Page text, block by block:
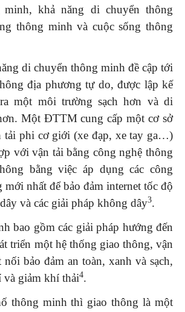
khả năng di chuyển thông
thông minh và cuộc sống thông
di chuyển thông minh đề cập tới
địa phương tự do, được lập kế
một môi trường sạch hơn và di
Một ĐTTM cung cấp một cơ sở
tải phi cơ giới (xe đạp, xe tay ga…)
với vận tải bằng công nghệ thông
bằng việc áp dụng các công
mới nhất để bảo đảm internet tốc độ
và các giải pháp không dây3.
bao gồm các giải pháp hướng đến
triển một hệ thống giao thông, vận
bảo đảm an toàn, xanh và sạch,
và giảm khí thải4.
thông minh thì giao thông là một